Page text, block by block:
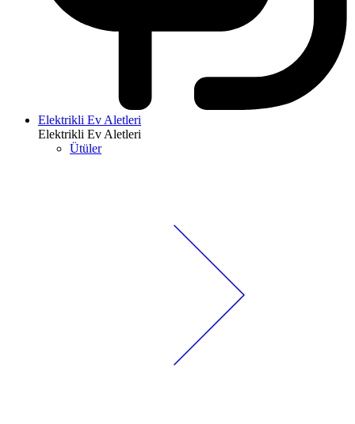
Elektrikli Ev Aletleri
Elektrikli Ev Aletleri
Ütüler